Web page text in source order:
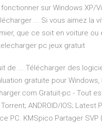
sur Windows XP/
... Si vous aimez la
que ce soit en voiture
pc jeux gratuit
de ... Télécharger des
gratuite pour Windows,
Gratuit-pc - Tout
ANDROID/IOS;
PC. KMSpico Partager SVP